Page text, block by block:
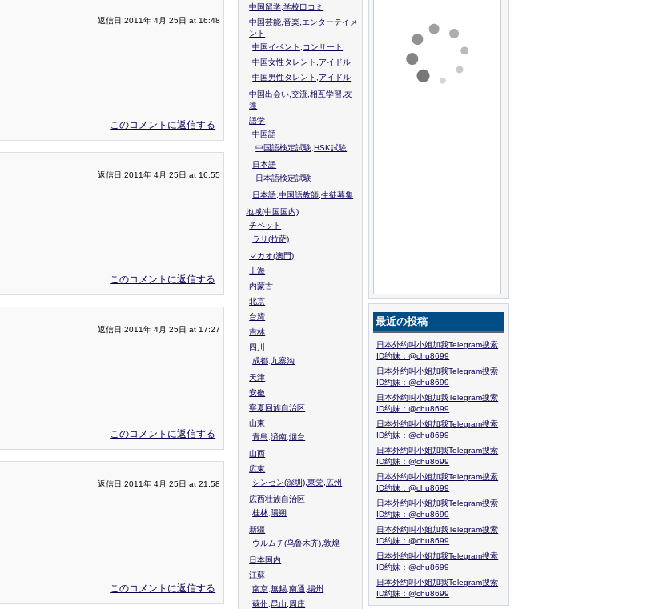
返信日:2011年 4月 25日 at 16:48
このコメントに返信する
返信日:2011年 4月 25日 at 16:55
このコメントに返信する
返信日:2011年 4月 25日 at 17:27
このコメントに返信する
返信日:2011年 4月 25日 at 21:58
このコメントに返信する
中国留学,学校口コミ
中国芸能,音楽,エンターテイメ
ント
中国イベント,コンサート
中国女性タレント,アイドル
中国男性タレント,アイドル
中国出会い,交流,相互学習,友
達
語学
中国語
中国語検定試験,HSK試験
日本語
日本語検定試験
日本語,中国語教師,生徒募集
地域(中国国内)
チベット
ラサ(拉萨)
マカオ(澳門)
上海
内蒙古
北京
台湾
吉林
四川
成都,九寨沟
天津
安徽
寧夏回族自治区
山東
青島,済南,烟台
山西
広東
シンセン(深圳),東莞,広州
広西壮族自治区
桂林,陽朔
新疆
ウルムチ(乌鲁木齐),敦煌
日本国内
江蘇
南京,無錫,南通,揚州
蘇州,昆山,周庄
最近の投稿
日本外约叫小姐加我Telegram搜索
ID约妹：@chu8699
日本外约叫小姐加我Telegram搜索
ID约妹：@chu8699
日本外约叫小姐加我Telegram搜索
ID约妹：@chu8699
日本外约叫小姐加我Telegram搜索
ID约妹：@chu8699
日本外约叫小姐加我Telegram搜索
ID约妹：@chu8699
日本外约叫小姐加我Telegram搜索
ID约妹：@chu8699
日本外约叫小姐加我Telegram搜索
ID约妹：@chu8699
日本外约叫小姐加我Telegram搜索
ID约妹：@chu8699
日本外约叫小姐加我Telegram搜索
ID约妹：@chu8699
日本外约叫小姐加我Telegram搜索
ID约妹：@chu8699